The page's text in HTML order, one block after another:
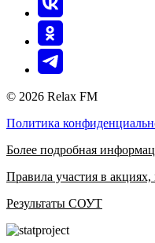
© 2026 Relax FM
Политика
Более подробная
Правила участия в акциях,
Результаты СОУТ